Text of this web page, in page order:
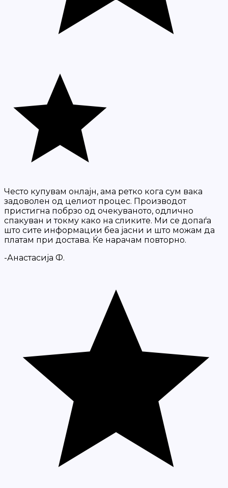
Често купувам онлајн, ама ретко кога сум вака
задоволен од целиот процес. Производот
пристигна побрзо од очекуваното, одлично
спакуван и токму како на сликите. Ми се допаѓа
што сите информации беа јасни и што можам да
платам при достава. Ќе нарачам повторно.
-Анастасија Ф.